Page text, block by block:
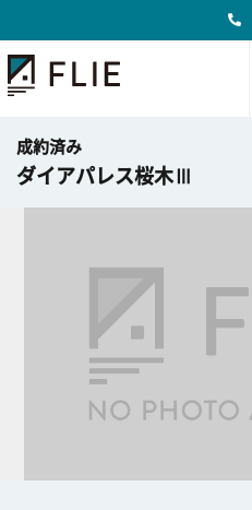
成約済み
ダイアパレス桜木Ⅲ